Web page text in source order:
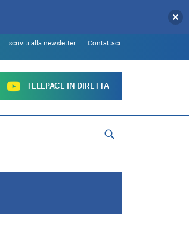
Iscriviti alla newsletter Contattaci
TELEPACE IN DIRETTA